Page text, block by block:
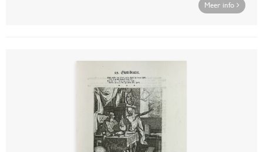
Meer info